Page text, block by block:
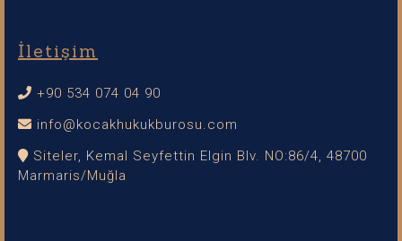
İletişim
+90 534 074 04 90
info@kocakhukukburosu.com
Siteler, Kemal Seyfettin Elgin Blv. NO:86/4, 48700
Marmaris/Muğla